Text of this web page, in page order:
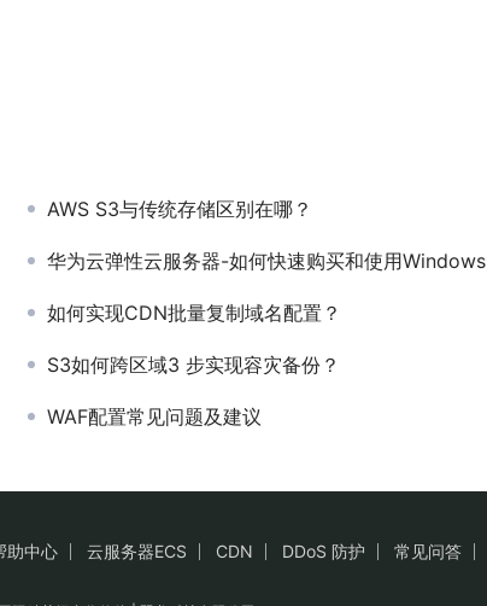
AWS S3与传统存储区别在哪？
华为云弹性云服务器-如何快速购买和使用Windows ECS？
如何实现CDN批量复制域名配置？
S3如何跨区域3 步实现容灾备份？
WAF配置常见问题及建议
助中心 云服务器ECS CDN DDoS 防护 常见问答